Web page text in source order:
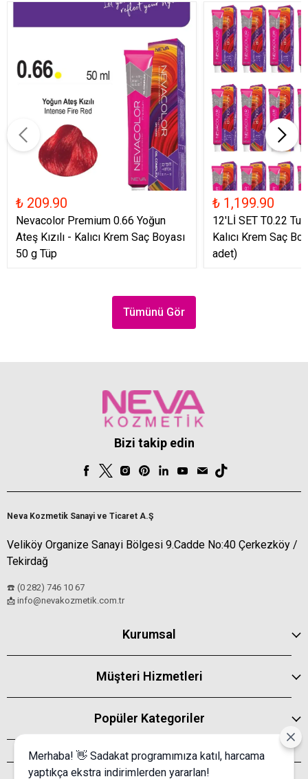
₺ 209.90
Nevacolor Premium 0.66 Yoğun
Ateş Kızılı - Kalıcı Krem Saç Boyası
50 g Tüp
₺ 1,199.90
12'Lİ SET T0.22
Kalıcı Krem Saç
adet)
Tümünü Gör
Bizi takip edin
Neva Kozmetik Sanayi ve Ticaret A.Ş
Veliköy Organize Sanayi Bölgesi 9.Cadde No:40 Çerkezköy /
Tekirdağ
☎️ (0 282) 746 10 67
📩 info@nevakozmetik.com.tr
Kurumsal
Müşteri Hizmetleri
Popüler Kategoriler
Merhaba! 👋 Sadakat programımıza katıl, harcama
yaptıkça ekstra indirimlerden yararlan!